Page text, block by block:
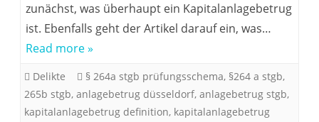
zunächst, was überhaupt ein Kapitalanlagebetrug
ist. Ebenfalls geht der Artikel darauf ein, was…
Read more »
Delikte § 264a stgb prüfungsschema, §264 a stgb,
265b stgb, anlagebetrug düsseldorf, anlagebetrug stgb,
kapitalanlagebetrug definition, kapitalanlagebetrug